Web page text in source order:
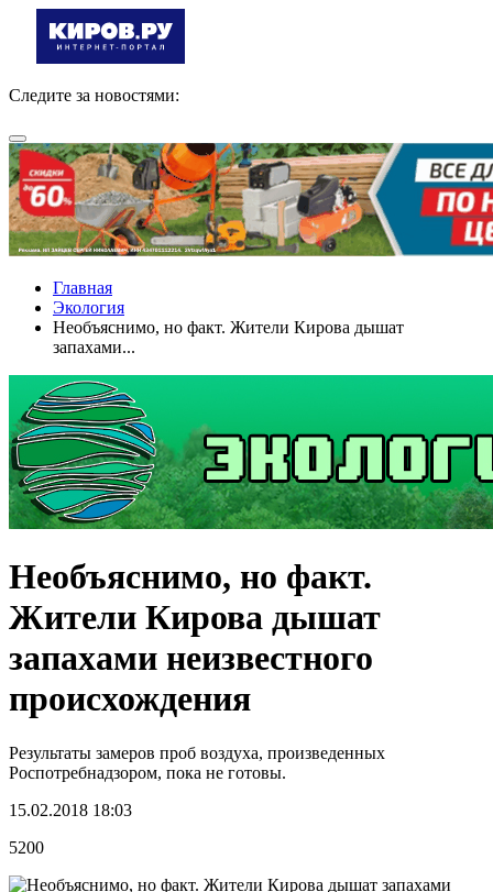
Следите за новостями:
Главная
Экология
Необъяснимо, но факт. Жители Кирова дышат
запахами...
Необъяснимо, но факт.
Жители Кирова дышат
запахами неизвестного
происхождения
Результаты замеров проб воздуха, произведенных
Роспотребнадзором, пока не готовы.
15.02.2018 18:03
5200